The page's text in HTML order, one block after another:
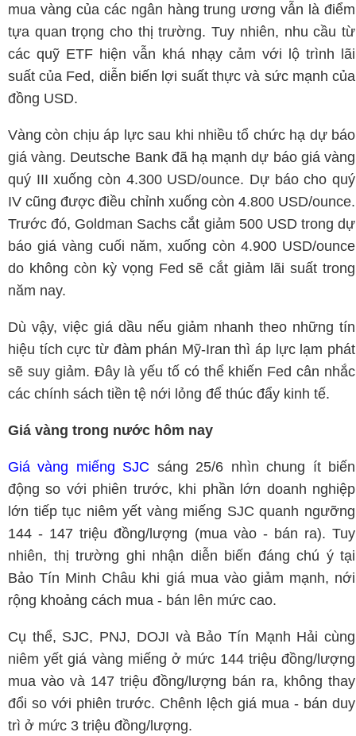
mua vàng của các ngân hàng trung ương vẫn là điểm
tựa quan trọng cho thị trường. Tuy nhiên, nhu cầu từ
các quỹ ETF hiện vẫn khá nhạy cảm với lộ trình lãi
suất của Fed, diễn biến lợi suất thực và sức mạnh của
đồng USD.
Vàng còn chịu áp lực sau khi nhiều tổ chức hạ dự báo
giá vàng. Deutsche Bank đã hạ mạnh dự báo giá vàng
quý III xuống còn 4.300 USD/ounce. Dự báo cho quý
IV cũng được điều chỉnh xuống còn 4.800 USD/ounce.
Trước đó, Goldman Sachs cắt giảm 500 USD trong dự
báo giá vàng cuối năm, xuống còn 4.900 USD/ounce
do không còn kỳ vọng Fed sẽ cắt giảm lãi suất trong
năm nay.
Dù vậy, việc giá dầu nếu giảm nhanh theo những tín
hiệu tích cực từ đàm phán Mỹ-Iran thì áp lực lạm phát
sẽ suy giảm. Đây là yếu tố có thể khiến Fed cân nhắc
các chính sách tiền tệ nới lỏng để thúc đẩy kinh tế.
Giá vàng trong nước hôm nay
Giá vàng miếng SJC sáng 25/6 nhìn chung ít biến
động so với phiên trước, khi phần lớn doanh nghiệp
lớn tiếp tục niêm yết vàng miếng SJC quanh ngưỡng
144 - 147 triệu đồng/lượng (mua vào - bán ra). Tuy
nhiên, thị trường ghi nhận diễn biến đáng chú ý tại
Bảo Tín Minh Châu khi giá mua vào giảm mạnh, nới
rộng khoảng cách mua - bán lên mức cao.
Cụ thể, SJC, PNJ, DOJI và Bảo Tín Mạnh Hải cùng
niêm yết giá vàng miếng ở mức 144 triệu đồng/lượng
mua vào và 147 triệu đồng/lượng bán ra, không thay
đổi so với phiên trước. Chênh lệch giá mua - bán duy
trì ở mức 3 triệu đồng/lượng.